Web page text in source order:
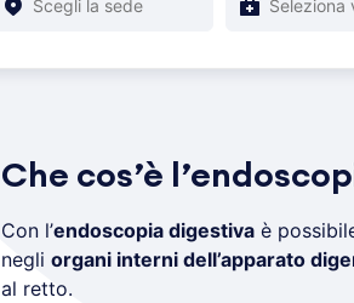
Che cos’è
Con l’endoscopia digestivaè
negli organi interni dell’apparato
al retto.